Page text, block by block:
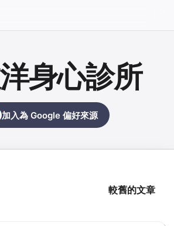
身心診所
加入為 Google 偏好來源
較舊的文章